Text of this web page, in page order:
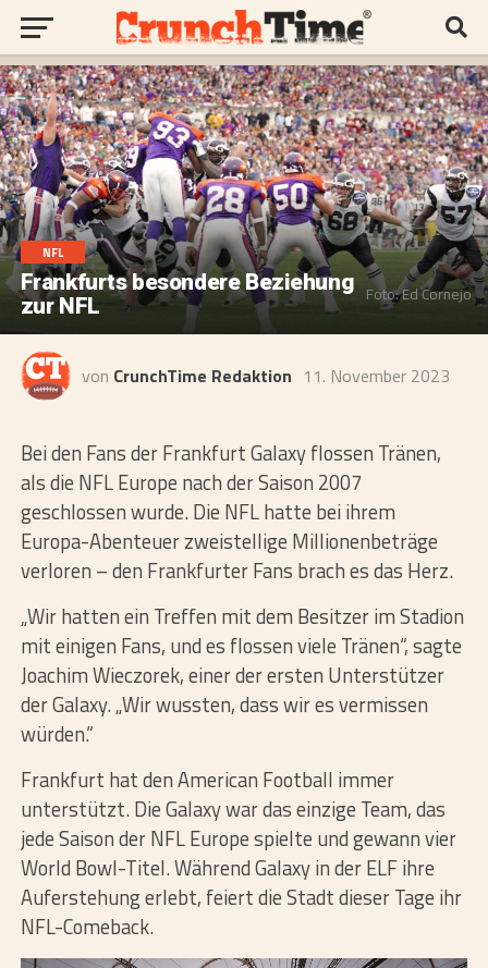
NFL
Frankfurts besondere Beziehung
zur NFL
Foto: Ed Cornejo
von CrunchTime Redaktion 11. November 2023
Bei den Fans der Frankfurt Galaxy flossen Tränen,
als die NFL Europe nach der Saison 2007
geschlossen wurde. Die NFL hatte bei ihrem
Europa-Abenteuer zweistellige Millionenbeträge
verloren – den Frankfurter Fans brach es das Herz.
„Wir hatten ein Treffen mit dem Besitzer im Stadion
mit einigen Fans, und es flossen viele Tränen“, sagte
Joachim Wieczorek, einer der ersten Unterstützer
der Galaxy. „Wir wussten, dass wir es vermissen
würden.“
Frankfurt hat den American Football immer
unterstützt. Die Galaxy war das einzige Team, das
jede Saison der NFL Europe spielte und gewann vier
World Bowl-Titel. Während Galaxy in der ELF ihre
Auferstehung erlebt, feiert die Stadt dieser Tage ihr
NFL-Comeback.